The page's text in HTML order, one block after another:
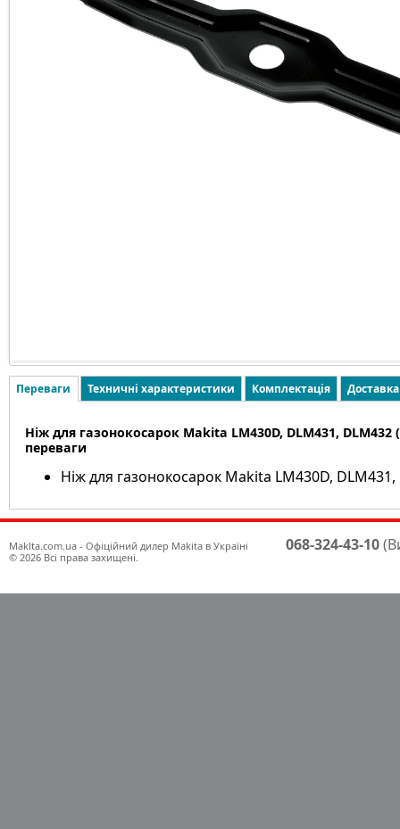
Переваги Техничні характеристики Комплектація
Ніж для газонокосарок Makita LM430D, DLM431, DLM432
переваги
Ніж для газонокосарок Makita LM430D,
Maklta.com.ua - Офіційний дилер Makita в Україні
© 2026 Всі права захищені.
068-324-43-10